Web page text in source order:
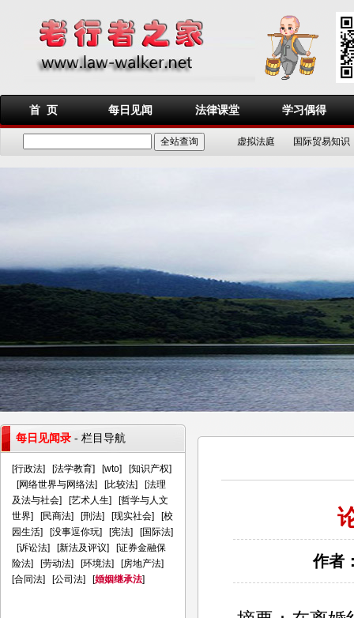
首 页 每日见闻 法律课堂 学习偶得
虚拟法庭 国际贸易知识
作者
每日见闻录 - 栏目导航
[行政法] [法学教育] [wto] [知识产权]
[网络世界与网络法] [比较法] [法理
及法与社会] [艺术人生] [哲学与人文
世界] [民商法] [刑法] [现实社会] [校
园生活] [没事逗你玩] [宪法] [国际法]
[诉讼法] [新法及评议] [证券金融保
险法] [劳动法] [环境法] [房地产法]
[合同法] [公司法] [婚姻继承法]